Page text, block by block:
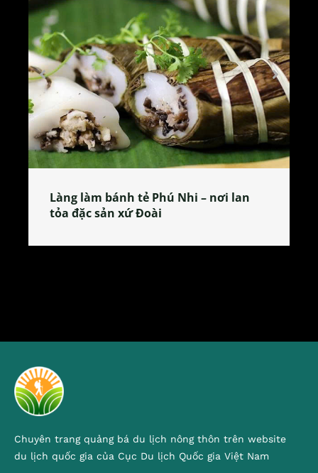
Làng làm bánh tẻ Phú Nhi – nơi lan
tỏa đặc sản xứ Đoài
Chuyên trang quảng bá du lịch nông thôn trên website
du lịch quốc gia của Cục Du lịch Quốc gia Việt Nam